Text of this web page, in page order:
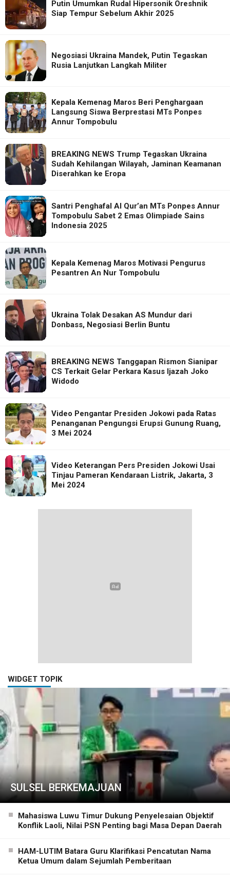
Putin Umumkan Rudal Hipersonik Oreshnik
Siap Tempur Sebelum Akhir 2025
Negosiasi Ukraina Mandek, Putin Tegaskan
Rusia Lanjutkan Langkah Militer
Kepala Kemenag Maros Beri Penghargaan
Langsung Siswa Berprestasi MTs Ponpes
Annur Tompobulu
BREAKING NEWS Trump Tegaskan Ukraina
Sudah Kehilangan Wilayah, Jaminan Keamanan
Diserahkan ke Eropa
Santri Penghafal Al Qur’an MTs Ponpes Annur
Tompobulu Sabet 2 Emas Olimpiade Sains
Indonesia 2025
Kepala Kemenag Maros Motivasi Pengurus
Pesantren An Nur Tompobulu
Ukraina Tolak Desakan AS Mundur dari
Donbass, Negosiasi Berlin Buntu
BREAKING NEWS Tanggapan Rismon Sianipar
CS Terkait Gelar Perkara Kasus Ijazah Joko
Widodo
Video Pengantar Presiden Jokowi pada Ratas
Penanganan Pengungsi Erupsi Gunung Ruang,
3 Mei 2024
Video Keterangan Pers Presiden Jokowi Usai
Tinjau Pameran Kendaraan Listrik, Jakarta, 3
Mei 2024
WIDGET TOPIK
SULSEL BERKEMAJUAN
Mahasiswa Luwu Timur Dukung Penyelesaian Objektif
Konflik Laoli, Nilai PSN Penting bagi Masa Depan Daerah
HAM-LUTIM Batara Guru Klarifikasi Pencatutan Nama
Ketua Umum dalam Sejumlah Pemberitaan